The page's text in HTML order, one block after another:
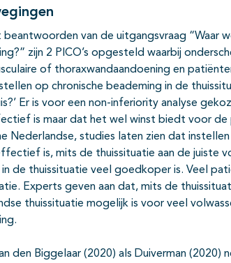
en dichtklappen
en dichtklappen
en dichtklappen
beantwoorden van de uitgangsvraag “Waar
zijn 2 PICO’s opgesteld waarbij
of thoraxwandaandoening en
op chronische beademing in de
Er is voor een non-inferiority analyse
is maar dat het wel winst biedt voor
Nederlandse, studies laten zien dat
is, mits de thuissituatie aan de juiste
de thuissituatie veel goedkoper is. Veel
Experts geven aan dat, mits de
thuissituatie mogelijk is voor veel
den Biggelaar (2020) als Duiverman